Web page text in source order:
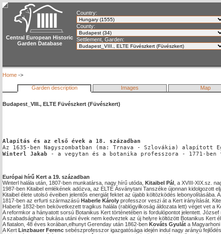
Central European Historic
Garden Database
Country:
County:
Settlement, Garden:
Home ->
Garden description Images Map
Budapest_VIII., ELTE Füvészkert (Füvészkert)
Alapítás és az első évek a 18. században
Az 1635-ben Nagyszombatban (ma: Trnava - Szlovákia) alapított
Winterl Jakab - a vegytan és a botanika professzora - 1771-
Európai hírű Kert a 19. században
Winterl halála után, 1807-ben munkatársa, nagy hírű utóda, Kitaibel Pál , a XVIII-XIX.sz.
1987-ben Kitaibel emlékének adózva, az ELTE Ásványtani Tanszéke újonnan
Kitaibel élete utolsó éveiben jelentős energiát fektet az újabb költözködés
1817-ben az erfurti származású Haberle Károly professzor veszi át a Kert irányítását.
Haberle 1832-ben bekövetkezett tragikus halála (rablógyilkoság áldozata lett) véget vet
A reformkor a hányatott sorsú Botanikus Kert történetében is fordulópontot jelentett.
A szabadságharc bukása utáni évek nem kedveztek az új helyre költözött Botanikus Kert
A fiatalon, 48 éves korában,elhunyt Gerenday után 1862-ben Kováts Gyulát a
A Kert Linzbauer Ferenc sebészprofesszor igazgatósága idején indul nagy arányú